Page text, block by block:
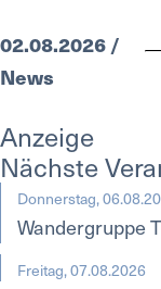
02.08.2026 /
News
Anzeige
Nächste
Donnerstag,
Wandergruppe
Freitag, 07.08.2026